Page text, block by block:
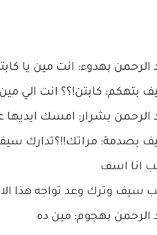
الرحمن بهدوء: انت مين يا
بتهكم: كابتن!؟؟ انت الي
الرحمن بشرار: امسك
بصدمة: مراتك!!؟تدارك
انا اسف
سيف وترك وعد تواجه هذا
الرحمن بهجوم: مين ده